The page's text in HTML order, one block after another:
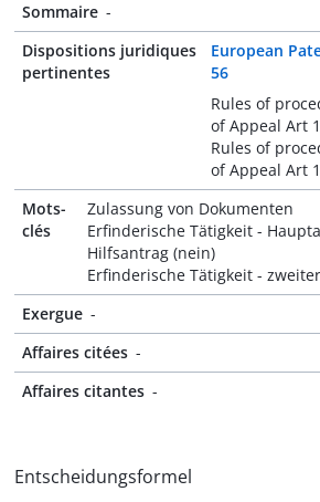
Sommaire -
Dispositions juridiques
pertinentes
European
56
Rules of
of Appeal Art
Rules of
of Appeal Art
Mots-
clés
Zulassung von Dokumenten
Erfinderische Tätigkeit -
Hilfsantrag (nein)
Erfinderische Tätigkeit -
Exergue -
Affaires citées -
Affaires citantes -
Entscheidungsformel